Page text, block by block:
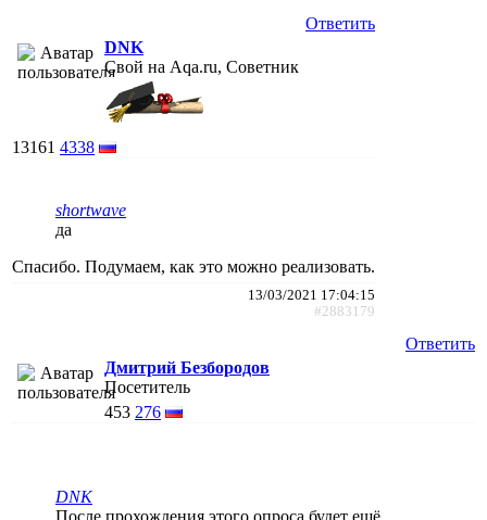
Ответить
DNK
Свой на Aqa.ru, Советник
13161 4338
shortwave
да
Спасибо. Подумаем, как это можно реализовать.
13/03/2021 17:04:15
#2883179
Ответить
Дмитрий Безбородов
Посетитель
453 276
DNK
После прохождения этого опроса будет ещё